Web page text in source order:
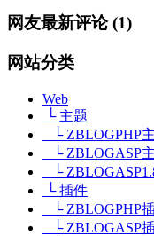
网友最新评论(1)
网站分类
Web
└ 主题
└ ZBLOGPHP
└ ZBLOGASP
└
└ 插件
└ ZBLOGPHP
└ ZBLOGASP